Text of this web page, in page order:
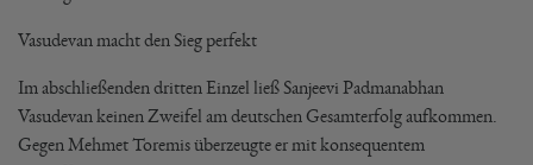
Vasudevan macht den Sieg perfekt
Im abschließenden dritten Einzel ließ Sanjeevi Padmanabhan
Vasudevan keinen Zweifel am deutschen Gesamterfolg aufkommen.
Gegen Mehmet Toremis überzeugte er mit konsequentem